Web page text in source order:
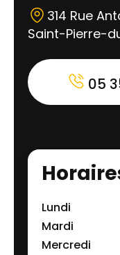
314 Rue
Saint-Pierre-
05
Lundi
Mardi
Mercredi